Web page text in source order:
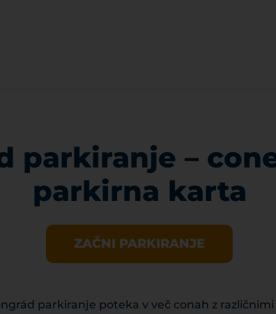
parkiranje –
parkirna karta
ZAČNI PARKIRANJE
parkiranje poteka v več conah z